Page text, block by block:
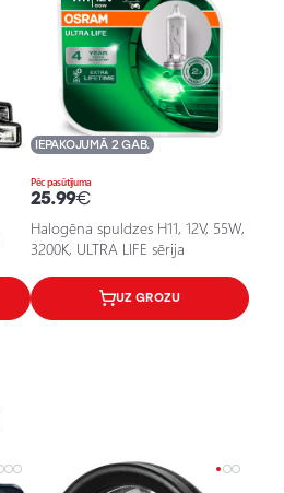
Pēc pasūtījuma
IEPAKOJUMĀ 2 GAB.
25.99€
Halogēna spuldzes H11, 12V, 55W,
3200K, ULTRA LIFE sērija
UZ GROZU